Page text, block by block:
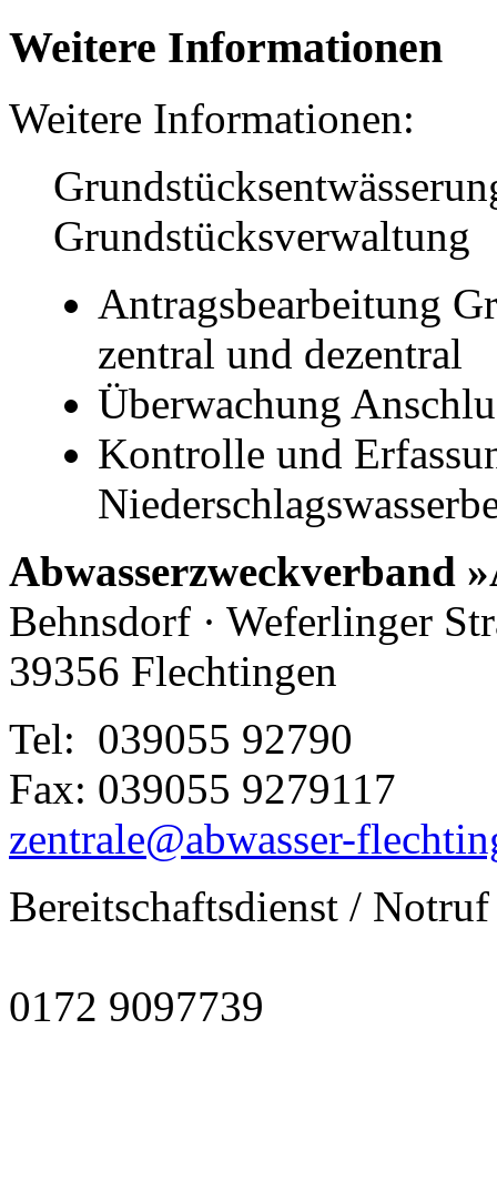
Weitere Informationen
Weitere Informationen:
Grundstücksverwaltung
Antragsbearbeitung
zentral und dezentral
Überwachung
Kontrolle und
Abwasserzweckverband
Behnsdorf · Weferlinger
39356 Flechtingen
Tel: 039055 92790
Fax: 039055 9279117
zentrale@abwasser-
Bereitschaftsdienst / Notruf
0172 9097739